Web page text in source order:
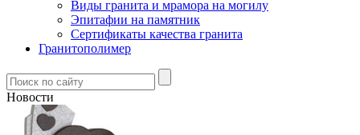
Виды гранита и мрамора на могилу
Эпитафии на памятник
Сертификаты качества гранита
Гранитополимер
Новости